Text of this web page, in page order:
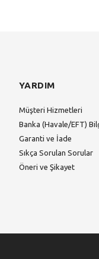
YARDIM
Müşteri Hizmetleri
Banka (Havale/EFT)
Garanti ve İade
Sıkça Sorulan Sorular
Öneri ve Şikayet